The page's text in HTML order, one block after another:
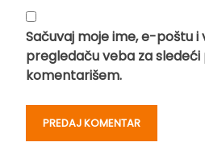
Sačuvaj moje ime, e-poštu
pregledaču veba za
komentarišem.